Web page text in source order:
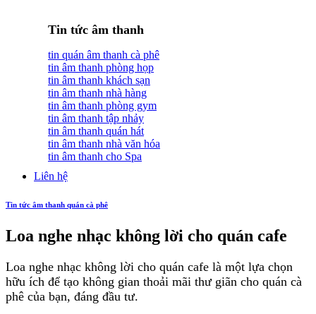
Tin tức âm thanh
tin quán âm thanh cà phê
tin âm thanh phòng họp
tin âm thanh khách sạn
tin âm thanh nhà hàng
tin âm thanh phòng gym
tin âm thanh tập nhảy
tin âm thanh quán hát
tin âm thanh nhà văn hóa
tin âm thanh cho Spa
Liên hệ
Tin tức âm thanh quán cà phê
Loa nghe nhạc không lời cho quán cafe
Loa nghe nhạc không lời cho quán cafe là một lựa chọn
hữu ích để tạo không gian thoải mãi thư giãn cho quán cà
phê của bạn, đáng đầu tư.